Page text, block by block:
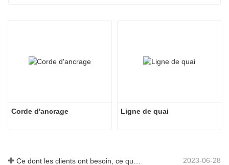
Corde d'ancrage Ligne de quai
2023-06-28